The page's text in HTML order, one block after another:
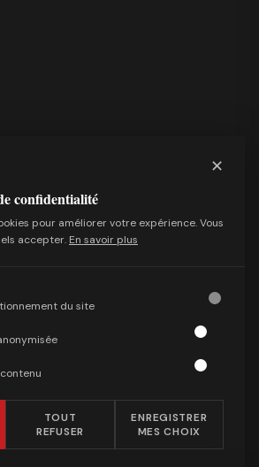
✕
confidentialité
pour améliorer votre expérience. Vous
accepter. En savoir plus
du site
TOUT
REFUSER
ENREGISTRER
MES CHOIX